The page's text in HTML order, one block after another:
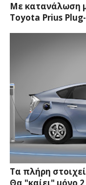
Με κατανάλωση
Toyota Prius
Τα πλήρη